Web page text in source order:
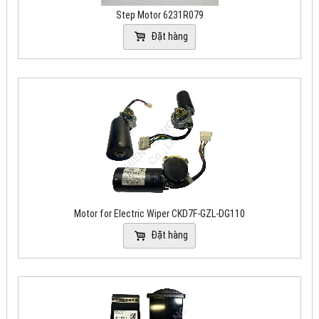
Step Motor 6231R079
Đặt hàng
Motor for Electric Wiper CKD7F-GZL-DG110
Đặt hàng